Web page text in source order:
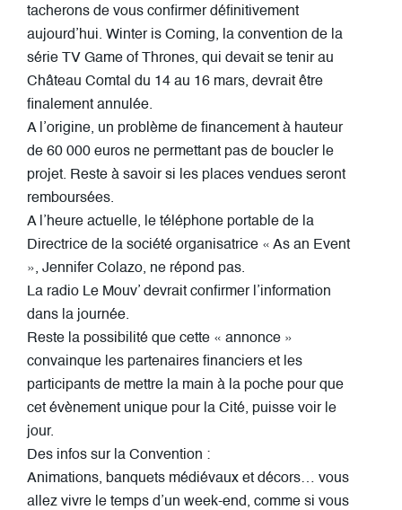
tacherons de vous confirmer définitivement
aujourd’hui. Winter is Coming, la convention de la
série TV Game of Thrones, qui devait se tenir au
Château Comtal du 14 au 16 mars, devrait être
finalement annulée.
A l’origine, un problème de financement à hauteur
de 60 000 euros ne permettant pas de boucler le
projet. Reste à savoir si les places vendues seront
remboursées.
A l’heure actuelle, le téléphone portable de la
Directrice de la société organisatrice « As an Event
», Jennifer Colazo, ne répond pas.
La radio Le Mouv’ devrait confirmer l’information
dans la journée.
Reste la possibilité que cette « annonce »
convainque les partenaires financiers et les
participants de mettre la main à la poche pour que
cet évènement unique pour la Cité, puisse voir le
jour.
Des infos sur la Convention :
Animations, banquets médiévaux et décors… vous
allez vivre le temps d’un week-end, comme si vous